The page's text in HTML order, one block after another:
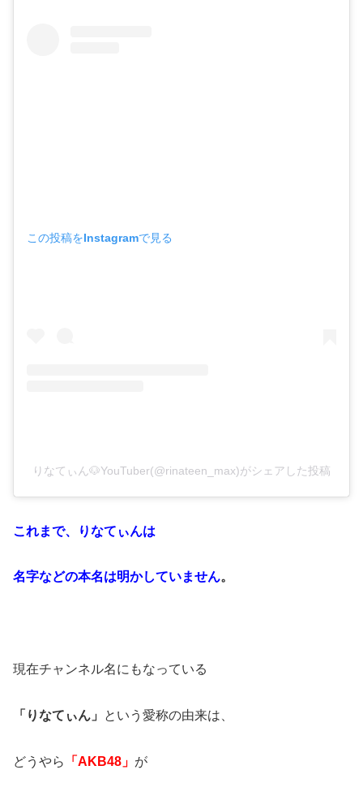
この投稿をInstagramで見る
りなてぃん🐶YouTuber(@rinateen_max)がシェアした投稿
これまで、 りなてぃんは
名字などの本名は明かしていません。
現在チャンネル名にもなっている
「りなてぃん」 という愛称の由来は、
どうやら 「AKB48」 が